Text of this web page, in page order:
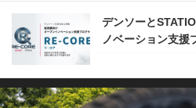
デンソーと
ノベーション支援